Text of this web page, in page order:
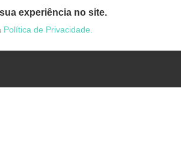
experiência no site.
Política de Privacidade.